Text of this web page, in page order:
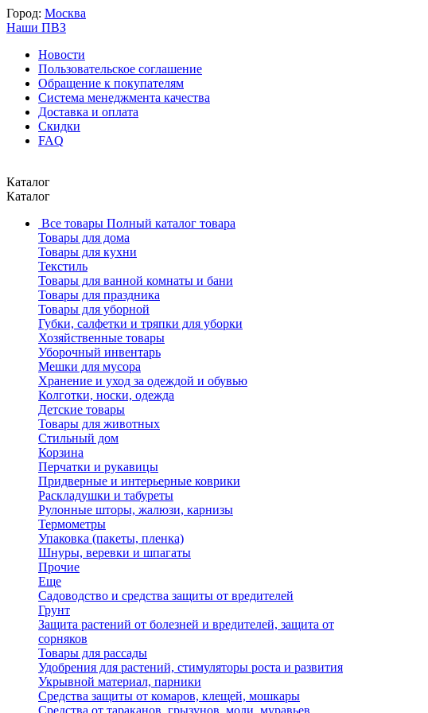
Город: Москва
Наши ПВЗ
Новости
Пользовательское соглашение
Обращение к покупателям
Система менеджмента качества
Доставка и оплата
Скидки
FAQ
Каталог
Каталог
Все товары Полный каталог товара
Товары для дома
Товары для кухни
Текстиль
Товары для ванной комнаты и бани
Товары для праздника
Товары для уборной
Губки, салфетки и тряпки для уборки
Хозяйственные товары
Уборочный инвентарь
Мешки для мусора
Хранение и уход за одеждой и обувью
Колготки, носки, одежда
Детские товары
Товары для животных
Стильный дом
Корзина
Перчатки и рукавицы
Придверные и интерьерные коврики
Раскладушки и табуреты
Рулонные шторы, жалюзи, карнизы
Термометры
Упаковка (пакеты, пленка)
Шнуры, веревки и шпагаты
Прочие
Еще
Садоводство и средства защиты от вредителей
Грунт
Защита растений от болезней и вредителей, защита от
сорняков
Товары для рассады
Удобрения для растений, стимуляторы роста и развития
Укрывной материал, парники
Средства защиты от комаров, клещей, мошкары
Средства от тараканов, грызунов, моли, муравьев